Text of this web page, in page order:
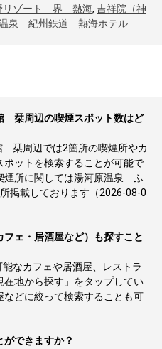
リゾート 界 熱海, 吉祥院（神
泉 紀州鉄道 熱海ホテル
周辺の喫煙スポット数はど
周辺では2箇所の喫煙所やカ
ットを検索することが可能で
煙所に関しては湯河原温泉 ふ
載しております（2026-08-0
ェ・居酒屋など）も探すこと
なカフェや居酒屋、レストラ
地から探す」をタップしてい
どに絞って検索することも可
できますか？